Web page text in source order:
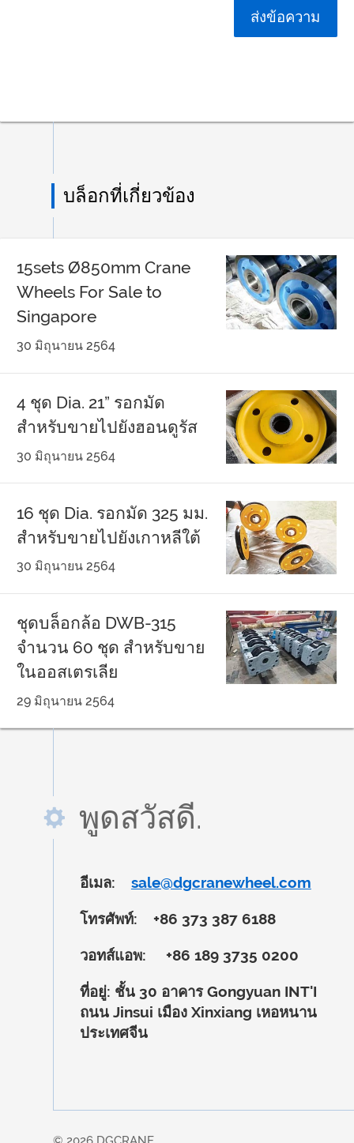
ส่งข้อความ
บล็อกที่เกี่ยวข้อง
15sets Ø850mm Crane
Wheels For Sale to
Singapore
30 มิถุนายน 2564
4 ชุด Dia. 21” รอกมัด
สำหรับขายไปยังฮอนดูรัส
30 มิถุนายน 2564
16 ชุด Dia. รอกมัด 325 มม.
สำหรับขายไปยังเกาหลีใต้
30 มิถุนายน 2564
ชุดบล็อกล้อ DWB-315
จำนวน 60 ชุด สำหรับขาย
ในออสเตรเลีย
29 มิถุนายน 2564
พูดสวัสดี.
อีเมล: sale@dgcranewheel.com
โทรศัพท์: +86 373 387 6188
วอทส์แอพ: +86 189 3735 0200
ที่อยู่: ชั้น 30 อาคาร Gongyuan INT'I
ถนน Jinsui เมือง Xinxiang เหอหนาน
ประเทศจีน